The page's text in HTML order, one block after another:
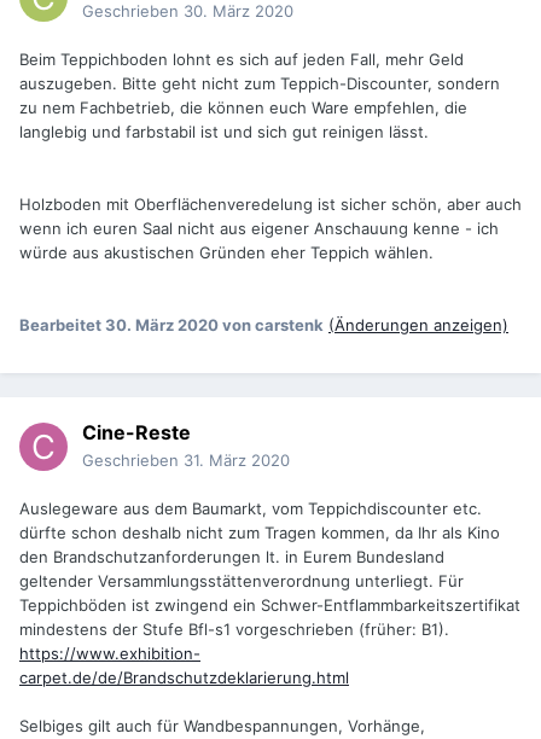
Geschrieben 30. März 2020
Beim Teppichboden lohnt es sich auf jeden Fall, mehr Geld
auszugeben. Bitte geht nicht zum Teppich-Discounter, sondern
zu nem Fachbetrieb, die können euch Ware empfehlen, die
langlebig und farbstabil ist und sich gut reinigen lässt.
Holzboden mit Oberflächenveredelung ist sicher schön, aber auch
wenn ich euren Saal nicht aus eigener Anschauung kenne - ich
würde aus akustischen Gründen eher Teppich wählen.
Bearbeitet30. März 2020von carstenk (Änderungen anzeigen)
Cine-Reste
Geschrieben 31. März 2020
Auslegeware aus dem Baumarkt, vom Teppichdiscounter etc.
dürfte schon deshalb nicht zum Tragen kommen, da Ihr als Kino
den Brandschutzanforderungen lt. in Eurem Bundesland
geltender Versammlungsstättenverordnung unterliegt. Für
Teppichböden ist zwingend ein Schwer-Entflammbarkeitszertifikat
mindestens der Stufe Bfl-s1 vorgeschrieben (früher: B1).
https://www.exhibition-
carpet.de/de/Brandschutzdeklarierung.html
Selbiges gilt auch für Wandbespannungen, Vorhänge,